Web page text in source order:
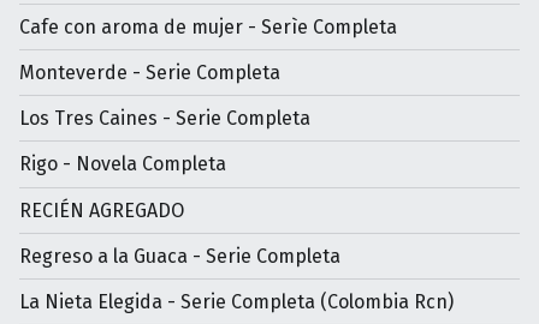
Cafe con aroma de mujer - Serìe Completa
Monteverde - Serie Completa
Los Tres Caines - Serie Completa
Rigo - Novela Completa
RECIÉN AGREGADO
Regreso a la Guaca - Serie Completa
La Nieta Elegida - Serie Completa (Colombia Rcn)